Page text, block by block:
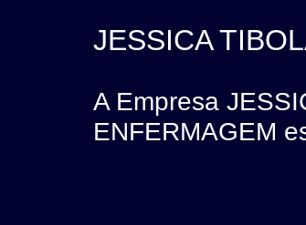
JESSICA
A Empresa
ENFERMAGEM